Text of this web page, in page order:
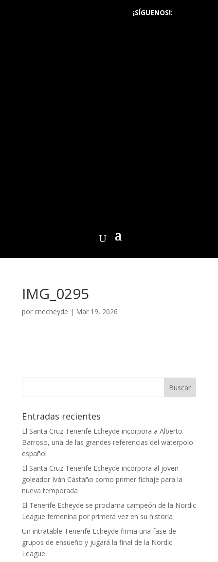
¡SÍGUENOS!:
IMG_0295
por cnecheyde | Mar 19, 2026
Entradas recientes
El Santa Cruz Tenerife Echeyde incorpora a Alberto
Barroso, una de las grandes referencias del waterpolo
español
El Santa Cruz Tenerife Echeyde incorpora al joven
goleador Iván Castaño como primer fichaje para la
nueva temporada
El Tenerife Echeyde se proclama campeón de la Nordic
League femenina por primera vez en su historia
Un intratable Tenerife Echeyde firma una fase de
grupos de ensueño y jugará la final de la Nordic
League